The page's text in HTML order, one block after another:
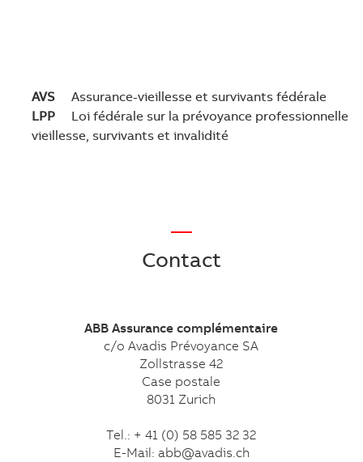
AVSAssurance-vieillesse et survivants fédérale
LPPLoi fédérale sur la prévoyance professionnelle
vieillesse, survivants et invalidité
—
Contact
ABB Assurance complémentaire
c/o Avadis Prévoyance SA
Zollstrasse 42
Case postale
8031 Zurich
Tel.: + 41 (0) 58 585 32 32
E-Mail: abb@avadis.ch